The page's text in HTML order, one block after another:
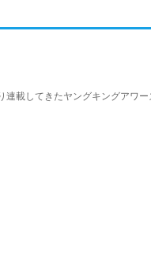
連載してきたヤングキングアワ